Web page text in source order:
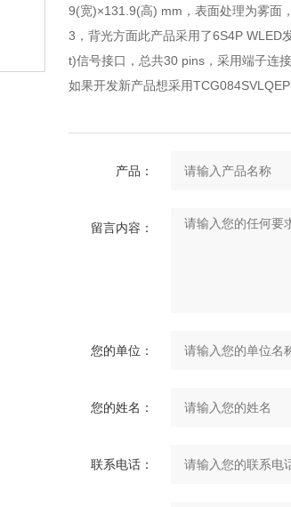
9(宽)×131.9(高) mm，表面处理为雾面
3，背光方面此产品采用了6S4P WLED
t)信号接口，总共30 pins，采用端子连
如果开发新产品想采用
产品：
留言内容：
您的单位：
您的姓名：
联系电话：